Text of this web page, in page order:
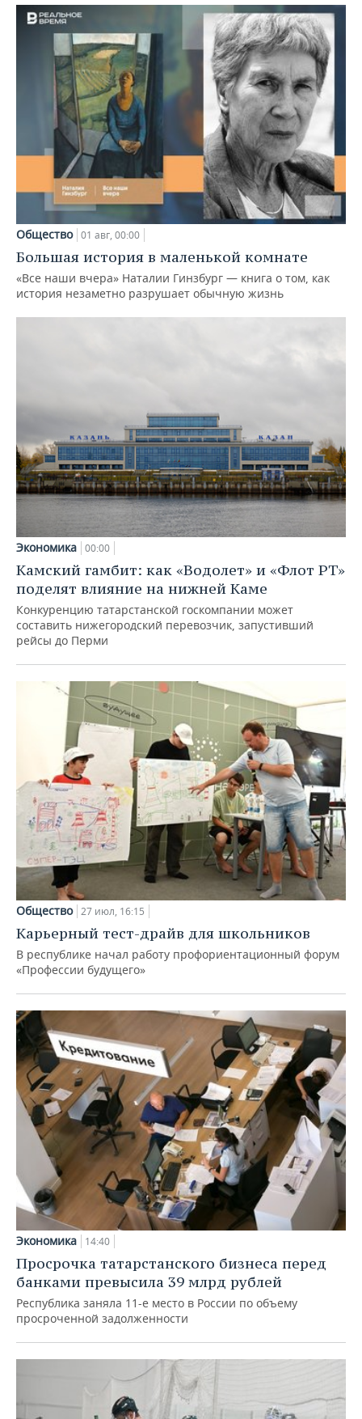
Общество 01 авг, 00:00
Большая история в маленькой комнате
«Все наши вчера» Наталии Гинзбург — книга о том, как
история незаметно разрушает обычную жизнь
Экономика 00:00
Камский гамбит: как «Водолет» и «Флот РТ»
поделят влияние на нижней Каме
Конкуренцию татарстанской госкомпании может
составить нижегородский перевозчик, запустивший
рейсы до Перми
Общество 27 июл, 16:15
Карьерный тест-драйв для школьников
В республике начал работу профориентационный форум
«Профессии будущего»
Экономика 14:40
Просрочка татарстанского бизнеса перед
банками превысила 39 млрд рублей
Республика заняла 11-е место в России по объему
просроченной задолженности